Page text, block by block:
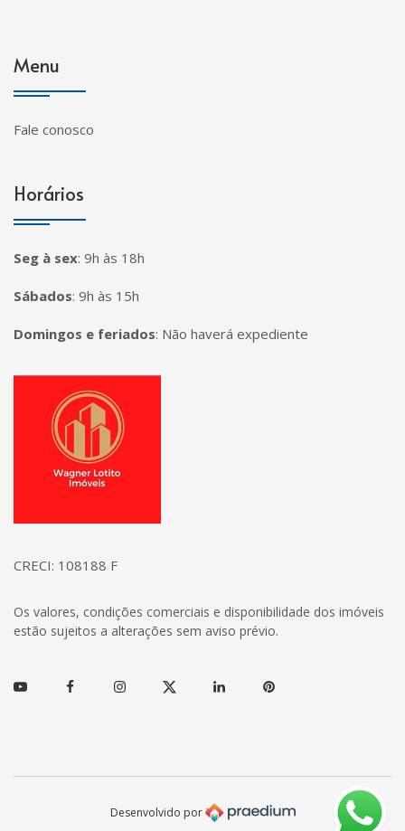
Menu
Fale conosco
Horários
Seg à sex: 9h às 18h
Sábados: 9h às 15h
Domingos e feriados: Não haverá expediente
Página inicial
CRECI: 108188 F
Os valores, condições comerciais e disponibilidade dos imóveis
estão sujeitos a alterações sem aviso prévio.
Youtube FacebookInstagramTwitter Linkedin Pinterest
Desenvolvido por